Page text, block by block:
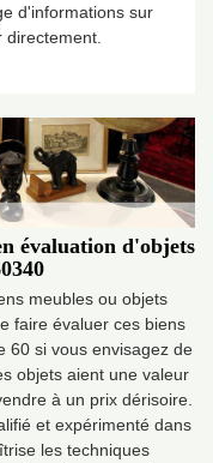
d'informations sur
évaluation d'objets
meubles ou objets
faire évaluer ces biens
60 si vous envisagez de
objets aient une valeur
à un prix dérisoire.
et expérimenté dans
les techniques